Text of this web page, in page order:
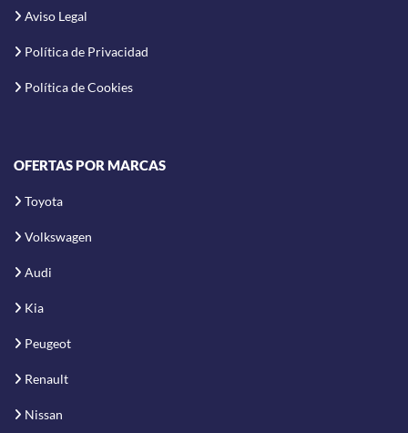
Aviso Legal
Política de Privacidad
Política de Cookies
OFERTAS POR MARCAS
Toyota
Volkswagen
Audi
Kia
Peugeot
Renault
Nissan